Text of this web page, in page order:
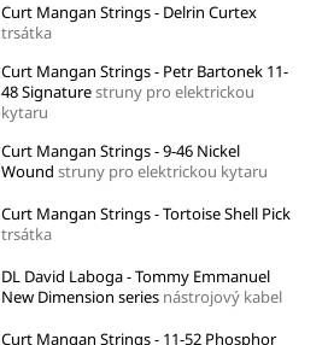
Curt Mangan Strings - Delrin Curtex
trsátka
Curt Mangan Strings - Petr Bartonek 11-
48 Signaturestruny pro elektrickou
kytaru
Curt Mangan Strings - 9-46 Nickel
Wound struny pro elektrickou kytaru
Curt Mangan Strings - Tortoise Shell Pick
trsátka
DL David Laboga - Tommy Emmanuel
New Dimension series nástrojový kabel
Curt Mangan Strings - 11-52 Phosphor